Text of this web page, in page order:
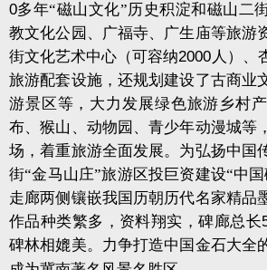
0多年“磁山文化”历史积淀和磁山二
教文化公园、广福寺、广生庙等旅游
街文化艺术中心（可容纳2000 人）、
旅游配套设施，还规划建设了古商业
游景区等，大力发展绿色旅游乡村
布、猴山、动物园、青少年动漫城等
场，着重旅游全面发展。为弘扬中国
街“金马山庄”旅游区投巨资建设“中
走廊两侧镶嵌我国历朝历代名家精品
作品种类繁多，资料翔实，碑廊总长
碑林相媲美。力争打造中国金石大全